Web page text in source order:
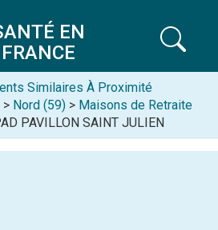
EN
FRANCE
Similaires À Proximité
> Nord (59) > Maisons de Retraite
PAVILLON SAINT JULIEN